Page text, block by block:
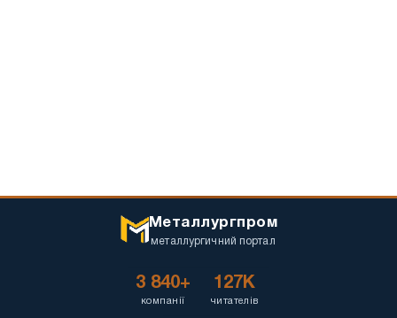
Металлургпром
металлургичний портал
3 840+
компанії
127K
читателів